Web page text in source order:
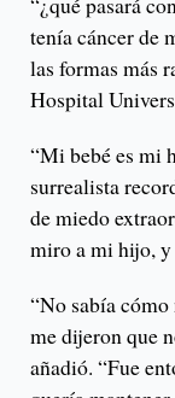
tenía cáncer de
las formas más
Hospital
“Mi bebé es mi
surrealista
de miedo
miro a mi hijo, y
“No sabía cómo
me dijeron que
añadió. “Fue